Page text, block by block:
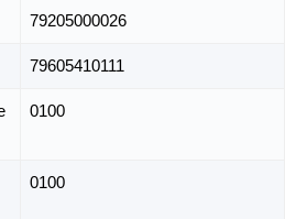
79205000026
79605410111
0100
0100